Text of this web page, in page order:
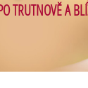
TRUTNOVĚ A